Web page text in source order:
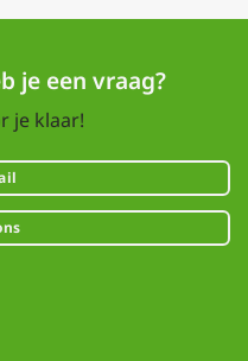
je een vraag?
je klaar!